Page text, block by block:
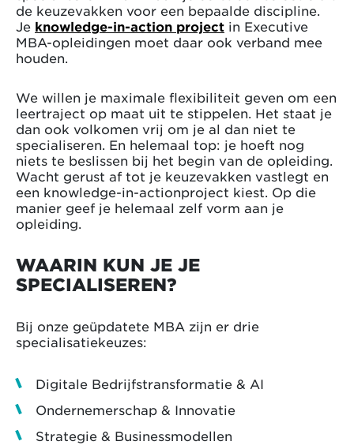
de keuzevakken voor een bepaalde discipline.
Je knowledge-in-action project in Executive
MBA-opleidingen moet daar ook verband mee
houden.
We willen je maximale flexibiliteit geven om een
leertraject op maat uit te stippelen. Het staat je
dan ook volkomen vrij om je al dan niet te
specialiseren. En helemaal top: je hoeft nog
niets te beslissen bij het begin van de opleiding.
Wacht gerust af tot je keuzevakken vastlegt en
een knowledge-in-actionproject kiest. Op die
manier geef je helemaal zelf vorm aan je
opleiding.
WAARIN KUN JE JE
SPECIALISEREN?
Bij onze geüpdatete MBA zijn er drie
specialisatiekeuzes:
Digitale Bedrijfstransformatie & AI
Ondernemerschap & Innovatie
Strategie & Businessmodellen